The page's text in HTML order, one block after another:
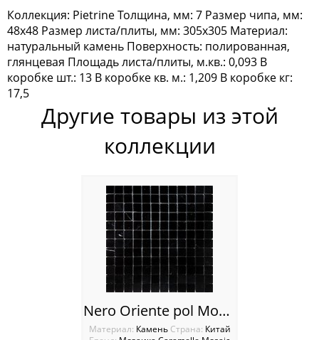
Sabbia
Silk Way
Керамогранит Marble
Керамогранит Marble Porcelian
Керамогранит Rosewood
Мозаика Antichita Classica
Мозаика La passion
Мозаика Dao
Мозаика Decor-mosaic
Мозаика Imagine Mosaic
Коллекция: Pietrine Толщина, мм: 7 Размер чипа, мм:
48x48 Размер листа/плиты, мм: 305x305 Материал:
натуральный камень Поверхность: полированная,
глянцевая Площадь листа/плиты, м.кв.: 0,093 В
коробке шт.: 13 В коробке кв. м.: 1,209 В коробке кг:
17,5
Другие товары из этой
коллекции
Nero Oriente pol Мозаика Caramelle mosaica мрамор
Материал: Камень Cтрана: Китай